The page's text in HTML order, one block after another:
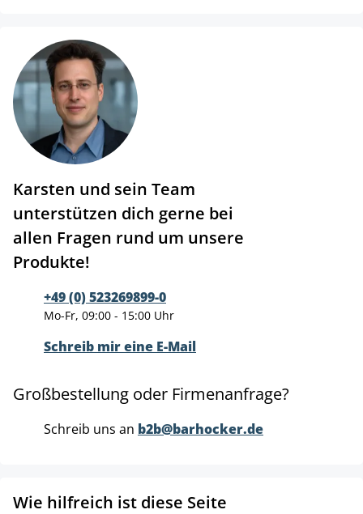
Karsten und sein Team
unterstützen dich gerne bei
allen Fragen rund um unsere
Produkte!
+49 (0) 523269899-0
Mo-Fr, 09:00 - 15:00 Uhr
Schreib mir eine E-Mail
Großbestellung oder Firmenanfrage?
Schreib uns an b2b@barhocker.de
Wie hilfreich ist diese Seite